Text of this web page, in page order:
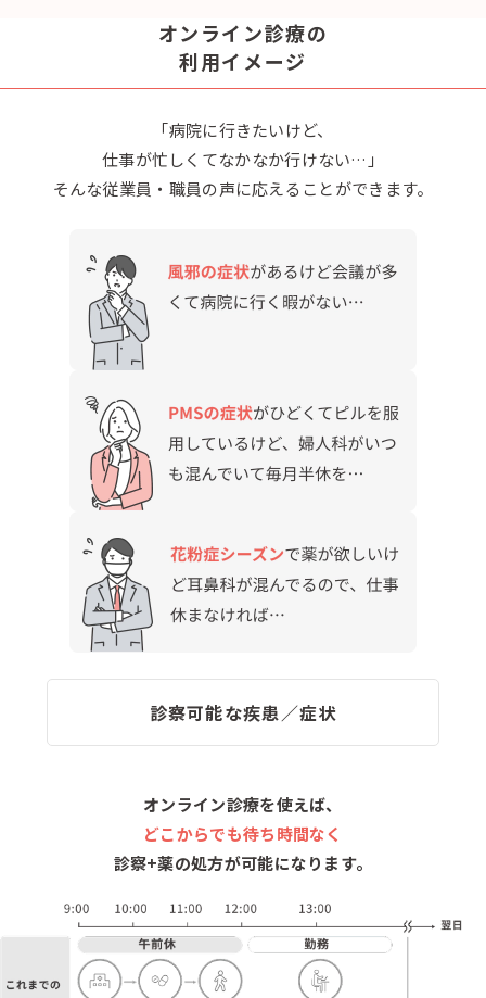
オンライン診療の
利用イメージ
「病院に行きたいけど、
仕事が忙しくてなかなか行けない…」
そんな従業員・職員の声に応えることができます。
診察可能な疾患／症状
オンライン診療を使えば、
どこからでも待ち時間なく
診察+薬の処方が可能になります。